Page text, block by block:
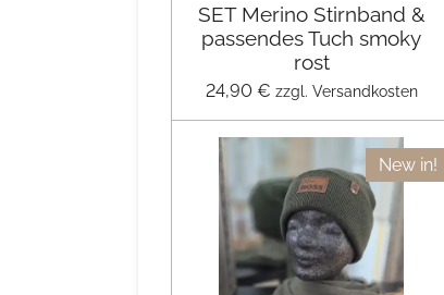
SET Merino Stirnband &
passendes Tuch smoky
rost
24,90 € zzgl. Versandkosten
New in!